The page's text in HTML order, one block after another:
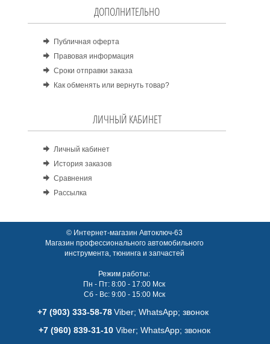
ДОПОЛНИТЕЛЬНО
Публичная оферта
Правовая информация
Сроки отправки заказа
Как обменять или вернуть товар?
ЛИЧНЫЙ КАБИНЕТ
Личный кабинет
История заказов
Сравнения
Рассылка
© Интернет-магазин Автоключ-63
Магазин профессионального автомобильного
инструмента, тюнинга и запчастей
Режим работы:
Пн - Пт: 8:00 - 17:00 Мск
Сб - Вс: 9:00 - 15:00 Мск
+7 (903) 333-58-78 Viber; WhatsАpp; звонок
+7 (960) 839-31-10Viber; WhatsАpp; звонок